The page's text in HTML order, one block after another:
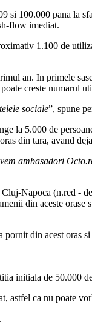
100.000 pana la
flow imediat.
1.100 de
an. In primele
creste numarul
sociale”, spune
la 5.000 de
din tara, avand
ambasadori
Napoca (n.red -
din aceste
din acest oras
initiala de 50.000
astfel ca nu poate